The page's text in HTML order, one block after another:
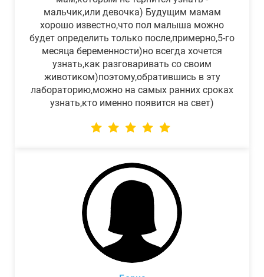
мальчик,или девочка) Будущим мамам
хорошо известно,что пол малыша можно
будет определить только после,примерно,5-го
месяца беременности)но всегда хочется
узнать,как разговаривать со своим
животиком)поэтому,обратившись в эту
лабораторию,можно на самых ранних сроках
узнать,кто именно появится на свет)